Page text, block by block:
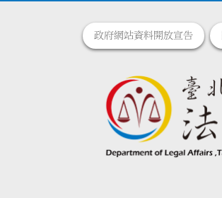
政府網站資料開放宣告